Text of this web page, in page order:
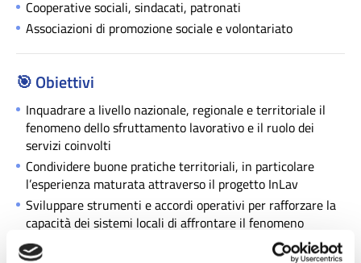
Cooperative sociali, sindacati, patronati
Associazioni di promozione sociale e volontariato
🎯Obiettivi
Inquadrare a livello nazionale, regionale e territoriale il
fenomeno dello sfruttamento lavorativo e il ruolo dei
servizi coinvolti
Condividere buone pratiche territoriali, in particolare
l’esperienza maturata attraverso il progetto InLav
Sviluppare strumenti e accordi operativi per rafforzare la
capacità dei sistemi locali di affrontare il fenomeno